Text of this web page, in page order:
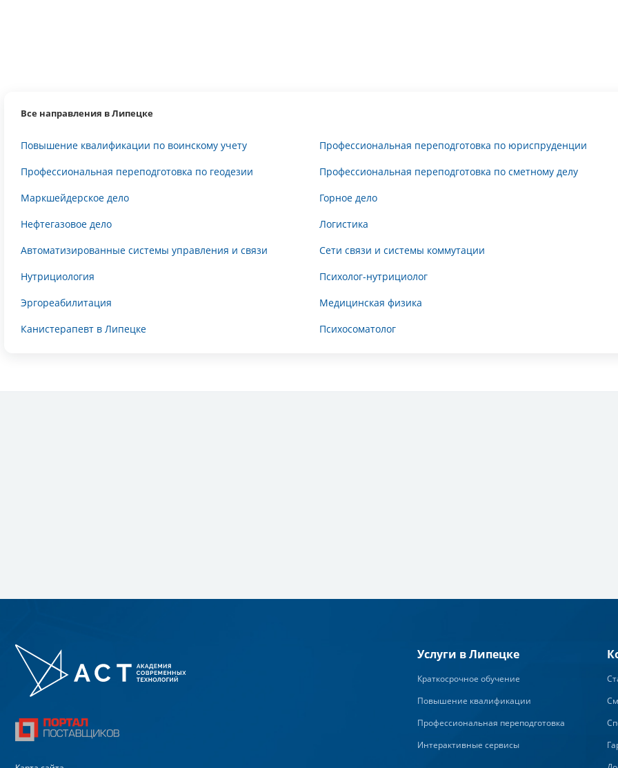
Все направления в Липецке
Повышение квалификации по воинскому учету
Профессиональная переподготовка по юриспруденции
Профессиональная переподготовка по геодезии
Профессиональная переподготовка по сметному делу
Маркшейдерское дело
Горное дело
Нефтегазовое дело
Логистика
Автоматизированные системы управления и связи
Сети связи и системы коммутации
Нутрициология
Психолог-нутрициолог
Эргореабилитация
Медицинская физика
Канистерапевт в Липецке
Психосоматолог
Услуги в Липецке
Краткосрочное обучение
Повышение квалификации
Профессиональная переподготовка
Интерактивные сервисы